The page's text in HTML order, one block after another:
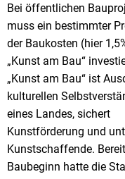
Bei öffentlichen
muss ein bestimmter
der Baukosten (hier
„Kunst am Bau“
„Kunst am Bau“ ist
kulturellen
eines Landes, sichert
Kunstförderung und
Kunstschaffende.
Baubeginn hatte die